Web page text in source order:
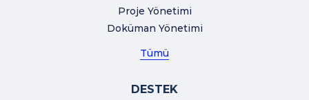
Proje Yönetimi
Doküman Yönetimi
Tümü
DESTEK